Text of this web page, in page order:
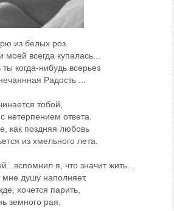
из белых роз.
моей всегда купалась...
когда-нибудь всерьез
Радость ...
тобой,
нетерпением ответа.
как поздняя любовь
из хмельного лета.
я, что значит жить…
мне душу наполняет.
хочется парить,
земного рая,